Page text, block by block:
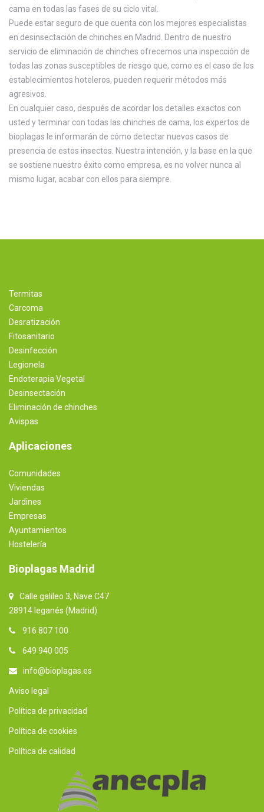
cama en todas las fases de su ciclo vital.
Puede estar seguro de que cuenta con los mejores especialistas
en desinsectación de chinches en Madrid. Dentro de nuestro
servicio de eliminación de chinches ofrecemos una inspección de
todas las zonas susceptibles de riesgo que, como es el caso de los
establecimientos hoteleros, pueden requerir métodos más
agresivos.
En cualquier caso, después de acordar los detalles exactos con
usted y terminar con todas las chinches de cama, los expertos de
bioplagas le informarán de cómo detectar nuevos casos de
presencia de estos insectos. Nuestra intención, y la base en la que
se sostiene nuestro éxito como empresa, es no volver nunca al
mismo lugar, acabar con ellos para siempre.
Termitas
Carcoma
Desratización
Fitosanitario
Desinfección
Legionela
Endoterapia Vegetal
Desinsectación
Eliminación de chinches
Avispas
Aplicaciones
Comunidades
Viviendas
Jardines
Empresas
Ayuntamientos
Hostelería
Bioplagas Madrid
Calle galileo 3, Nave C47
28914 leganés (Madrid)
916 807 100
649 940 005
info@bioplagas.es
Aviso legal
Política de privacidad
Política de cookies
Política de calidad